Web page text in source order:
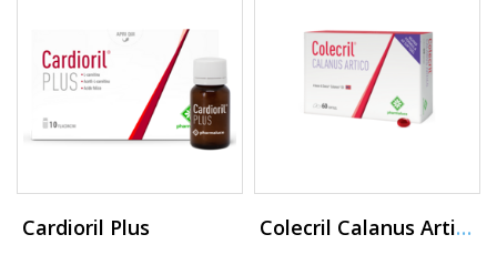
Cardioril Plus Colecril Calanus Artico